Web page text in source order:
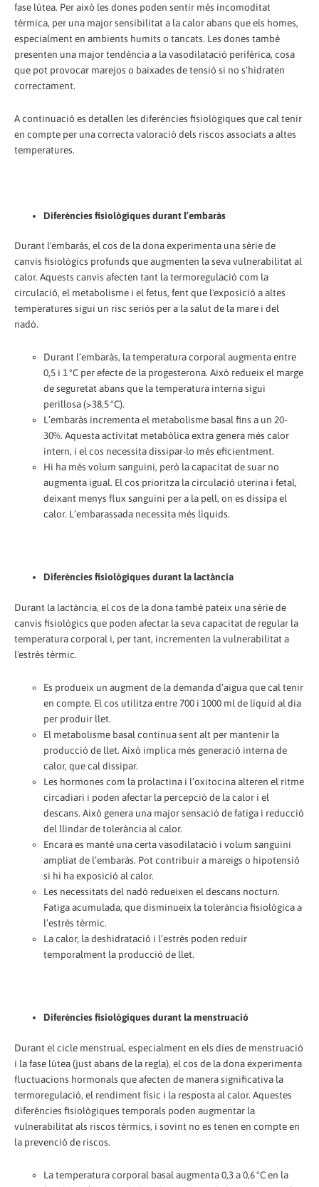
fase lútea. Per això les dones poden sentir més incomoditat
tèrmica, per una major sensibilitat a la calor abans que els homes,
especialment en ambients humits o tancats. Les dones també
presenten una major tendència a la vasodilatació perifèrica, cosa
que pot provocar marejos o baixades de tensió si no s'hidraten
correctament.
A continuació es detallen les diferències fisiològiques que cal tenir
en compte per una correcta valoració dels riscos associats a altes
temperatures.
Diferències fisiològiques durant l’embaràs
Durant l'embaràs, el cos de la dona experimenta una sèrie de
canvis fisiològics profunds que augmenten la seva vulnerabilitat al
calor. Aquests canvis afecten tant la termoregulació com la
circulació, el metabolisme i el fetus, fent que l'exposició a altes
temperatures sigui un risc seriós per a la salut de la mare i del
nadó.
Durant l’embaràs, la temperatura corporal augmenta entre
0,5 i 1 °C per efecte de la progesterona. Això redueix el marge
de seguretat abans que la temperatura interna sigui
perillosa (>38,5 °C).
L’embaràs incrementa el metabolisme basal fins a un 20-
30%. Aquesta activitat metabòlica extra genera més calor
intern, i el cos necessita dissipar-lo més eficientment.
Hi ha més volum sanguini, però la capacitat de suar no
augmenta igual. El cos prioritza la circulació uterina i fetal,
deixant menys flux sanguini per a la pell, on es dissipa el
calor. L’embarassada necessita més líquids.
Diferències fisiològiques durant la lactància
Durant la lactància, el cos de la dona també pateix una sèrie de
canvis fisiològics que poden afectar la seva capacitat de regular la
temperatura corporal i, per tant, incrementen la vulnerabilitat a
l'estrès tèrmic.
Es produeix un augment de la demanda d’aigua que cal tenir
en compte. El cos utilitza entre 700 i 1000 ml de líquid al dia
per produir llet.
El metabolisme basal continua sent alt per mantenir la
producció de llet. Això implica més generació interna de
calor, que cal dissipar.
Les hormones com la prolactina i l’oxitocina alteren el ritme
circadiari i poden afectar la percepció de la calor i el
descans. Això genera una major sensació de fatiga i reducció
del llindar de tolerància al calor.
Encara es manté una certa vasodilatació i volum sanguini
ampliat de l’embaràs. Pot contribuir a mareigs o hipotensió
si hi ha exposició al calor.
Les necessitats del nadó redueixen el descans nocturn.
Fatiga acumulada, que disminueix la tolerància fisiològica a
l’estrès tèrmic.
La calor, la deshidratació i l’estrès poden reduir
temporalment la producció de llet.
Diferències fisiològiques durant la menstruació
Durant el cicle menstrual, especialment en els dies de menstruació
i la fase lútea (just abans de la regla), el cos de la dona experimenta
fluctuacions hormonals que afecten de manera significativa la
termoregulació, el rendiment físic i la resposta al calor. Aquestes
diferències fisiològiques temporals poden augmentar la
vulnerabilitat als riscos tèrmics, i sovint no es tenen en compte en
la prevenció de riscos.
La temperatura corporal basal augmenta 0,3 a 0,6 °C en la